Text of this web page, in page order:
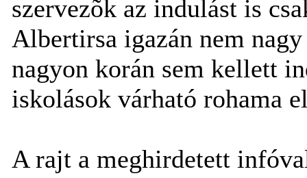
szervezõk az indulást is
Albertirsa igazán nem
nagyon korán sem kellett
iskolások várható rohama
A rajt a meghirdetett